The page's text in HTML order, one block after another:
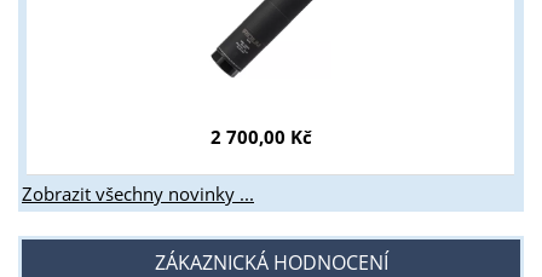
2 700,00 Kč
Zobrazit všechny novinky ...
ZÁKAZNICKÁ HODNOCENÍ